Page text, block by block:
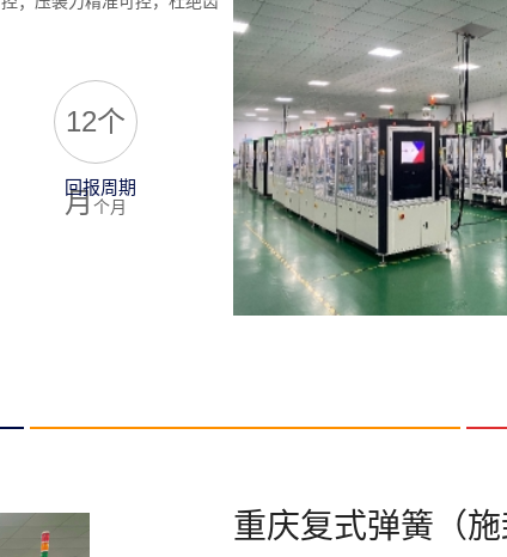
12个
月个月
回报周期
重庆复式弹簧（